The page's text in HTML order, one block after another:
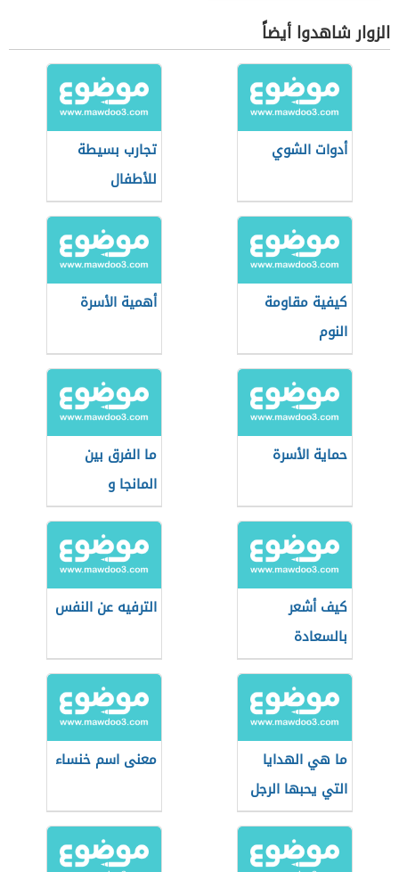
الزوار شاهدوا أيضاً
أدوات الشوي
تجارب بسيطة
للأطفال
كيفية مقاومة
النوم
أهمية الأسرة
حماية الأسرة
ما الفرق بين
المانجا و
المانهوا؟
كيف أشعر
بالسعادة
الترفيه عن النفس
ما هي الهدايا
التي يحبها الرجل
في عيد ميلاده
معنى اسم خنساء